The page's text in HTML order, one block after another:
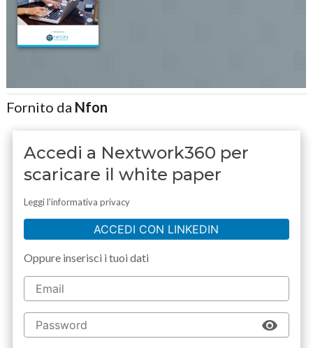
Fornito da Nfon
Accedi a Nextwork360 per
scaricare il white paper
Leggi l'informativa privacy
ACCEDI CON LINKEDIN
Oppure inserisci i tuoi dati